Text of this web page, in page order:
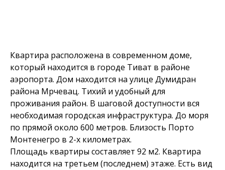
Квартира расположена в современном доме,
который находится в городе Тиват в районе
аэропорта. Дом находится на улице Думидран
района Мрчевац. Тихий и удобный для
проживания район. В шаговой доступности вся
необходимая городская инфраструктура. До моря
по прямой около 600 метров. Близость Порто
Монтенегро в 2-х километрах.
Площадь квартиры составляет 92 м2. Квартира
находится на третьем (последнем) этаже. Есть вид